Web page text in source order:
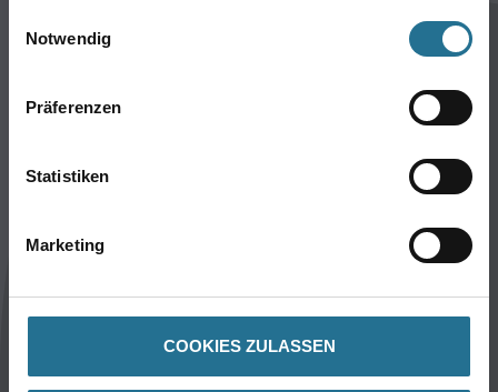
Notwendig
Präferenzen
Statistiken
Marketing
COOKIES ZULASSEN
AGB
Logistik- und Servicepreisliste
Datenschutz
Kontakt